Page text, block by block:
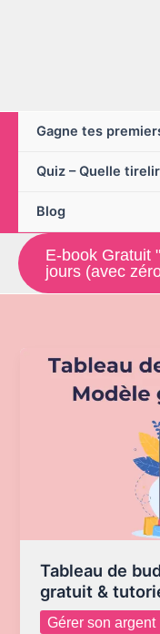
Gagne tes
Quiz – Quelle
Blog
E-book Gratuit
jours (avec
Tableau de
gratuit &
Gérer son argent